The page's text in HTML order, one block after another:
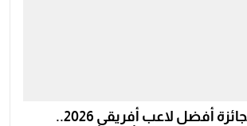
المرشحون لجائزة أفضل لاعب أفريقي 2026..